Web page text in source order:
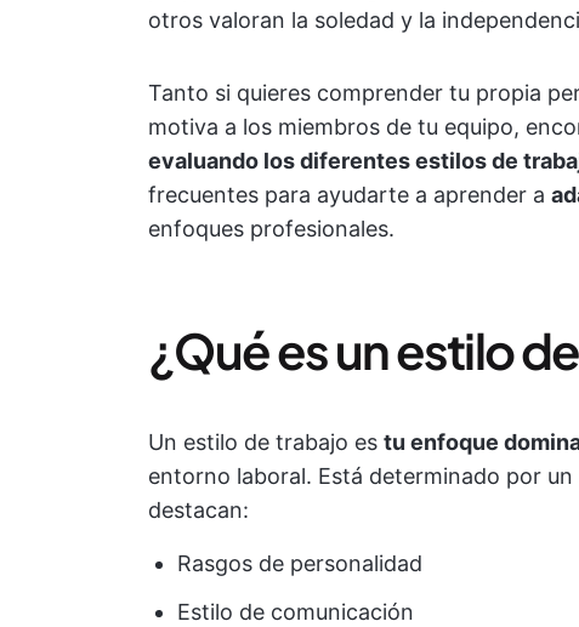
otros valoran la soledad y la
Tanto si quieres comprender tu propia
motiva a los miembros de tu equipo,
evaluando los diferentes estilos de
frecuentes para ayudarte a aprender a
enfoques profesionales.
¿Qué es un estilo
Un estilo de trabajo es tu enfoque
entorno laboral. Está determinado por
destacan:
Rasgos de personalidad
Estilo de comunicación